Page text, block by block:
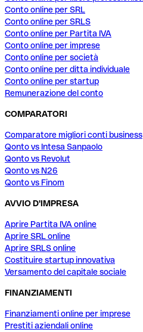
Conto online per SRL
Conto online per SRLS
Conto online per Partita IVA
Conto online per imprese
Conto online per società
Conto online per ditta individuale
Conto online per startup
Remunerazione del conto
COMPARATORI
Comparatore migliori conti business
Qonto vs Intesa Sanpaolo
Qonto vs Revolut
Qonto vs N26
Qonto vs Finom
AVVIO D'IMPRESA
Aprire Partita IVA online
Aprire SRL online
Aprire SRLS online
Costituire startup innovativa
Versamento del capitale sociale
FINANZIAMENTI
Finanziamenti online per imprese
Prestiti aziendali online